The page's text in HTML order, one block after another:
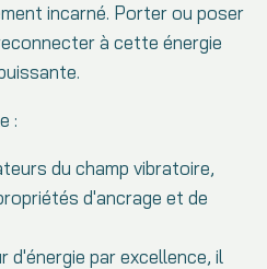
incarné. Porter ou poser
à cette énergie
:
du champ vibratoire,
d'ancrage et de
par excellence, il